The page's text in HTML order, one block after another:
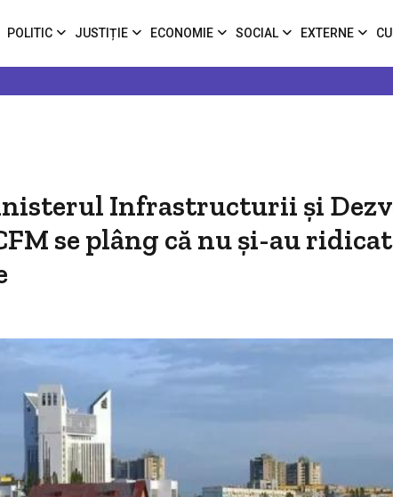
POLITIC JUSTIȚIE ECONOMIE SOCIAL EXTERNE
Infrastructurii și
se plâng că nu și-au ridicat